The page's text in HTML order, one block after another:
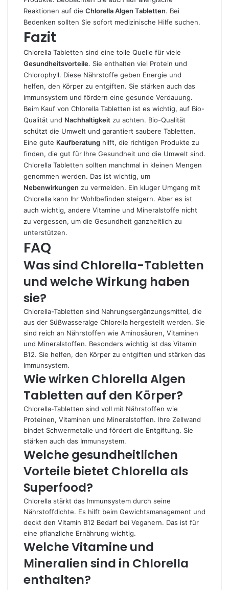
Reaktionen auf die Chlorella Algen Tabletten. Bei
Bedenken sollten Sie sofort medizinische Hilfe suchen.
Fazit
Chlorella Tabletten sind eine tolle Quelle für viele
Gesundheitsvorteile. Sie enthalten viel Protein und
Chlorophyll. Diese Nährstoffe geben Energie und
helfen, den Körper zu entgiften. Sie stärken auch das
Immunsystem und fördern eine gesunde Verdauung.
Beim Kauf von Chlorella Tabletten ist es wichtig, auf Bio-
Qualität und Nachhaltigkeit zu achten. Bio-Qualität
schützt die Umwelt und garantiert saubere Tabletten.
Eine gute Kaufberatung hilft, die richtigen Produkte zu
finden, die gut für Ihre Gesundheit und die Umwelt sind.
Chlorella Tabletten sollten manchmal in kleinen Mengen
genommen werden. Das ist wichtig, um
Nebenwirkungen zu vermeiden. Ein kluger Umgang mit
Chlorella kann Ihr Wohlbefinden steigern. Aber es ist
auch wichtig, andere Vitamine und Mineralstoffe nicht
zu vergessen, um die Gesundheit ganzheitlich zu
unterstützen.
FAQ
Was sind Chlorella-Tabletten
und welche Wirkung haben
sie?
Chlorella-Tabletten sind Nahrungsergänzungsmittel, die
aus der Süßwasseralge Chlorella hergestellt werden. Sie
sind reich an Nährstoffen wie Aminosäuren, Vitaminen
und Mineralstoffen. Besonders wichtig ist das Vitamin
B12. Sie helfen, den Körper zu entgiften und stärken das
Immunsystem.
Wie wirken Chlorella Algen
Tabletten auf den Körper?
Chlorella-Tabletten sind voll mit Nährstoffen wie
Proteinen, Vitaminen und Mineralstoffen. Ihre Zellwand
bindet Schwermetalle und fördert die Entgiftung. Sie
stärken auch das Immunsystem.
Welche gesundheitlichen
Vorteile bietet Chlorella als
Superfood?
Chlorella stärkt das Immunsystem durch seine
Nährstoffdichte. Es hilft beim Gewichtsmanagement und
deckt den Vitamin B12 Bedarf bei Veganern. Das ist für
eine pflanzliche Ernährung wichtig.
Welche Vitamine und
Mineralien sind in Chlorella
enthalten?